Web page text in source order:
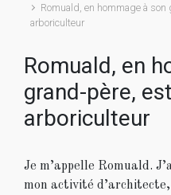
Romuald, en hommage à
arboriculteur
Romuald, en
grand-père,
arboriculteur
Je m’appelle Romuald.
mon activité